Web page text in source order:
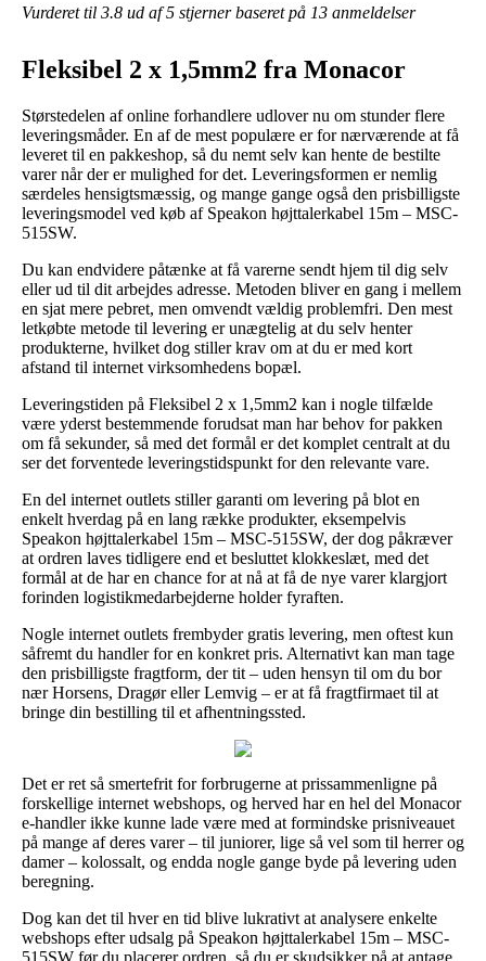
Vurderet til 3.8 ud af 5 stjerner baseret på 13 anmeldelser
Fleksibel 2 x 1,5mm2 fra Monacor
Størstedelen af online forhandlere udlover nu om stunder flere
leveringsmåder. En af de mest populære er for nærværende at få
leveret til en pakkeshop, så du nemt selv kan hente de bestilte
varer når der er mulighed for det. Leveringsformen er nemlig
særdeles hensigtsmæssig, og mange gange også den prisbilligste
leveringsmodel ved køb af Speakon højttalerkabel 15m – MSC-
515SW.
Du kan endvidere påtænke at få varerne sendt hjem til dig selv
eller ud til dit arbejdes adresse. Metoden bliver en gang i mellem
en sjat mere pebret, men omvendt vældig problemfri. Den mest
letkøbte metode til levering er unægtelig at du selv henter
produkterne, hvilket dog stiller krav om at du er med kort
afstand til internet virksomhedens bopæl.
Leveringstiden på Fleksibel 2 x 1,5mm2 kan i nogle tilfælde
være yderst bestemmende forudsat man har behov for pakken
om få sekunder, så med det formål er det komplet centralt at du
ser det forventede leveringstidspunkt for den relevante vare.
En del internet outlets stiller garanti om levering på blot en
enkelt hverdag på en lang række produkter, eksempelvis
Speakon højttalerkabel 15m – MSC-515SW, der dog påkræver
at ordren laves tidligere end et besluttet klokkeslæt, med det
formål at de har en chance for at nå at få de nye varer klargjort
forinden logistikmedarbejderne holder fyraften.
Nogle internet outlets frembyder gratis levering, men oftest kun
såfremt du handler for en konkret pris. Alternativt kan man tage
den prisbilligste fragtform, der tit – uden hensyn til om du bor
nær Horsens, Dragør eller Lemvig – er at få fragtfirmaet til at
bringe din bestilling til et afhentningssted.
Det er ret så smertefrit for forbrugerne at prissammenligne på
forskellige internet webshops, og herved har en hel del Monacor
e-handler ikke kunne lade være med at formindske prisniveauet
på mange af deres varer – til juniorer, lige så vel som til herrer og
damer – kolossalt, og endda nogle gange byde på levering uden
beregning.
Dog kan det til hver en tid blive lukrativt at analysere enkelte
webshops efter udsalg på Speakon højttalerkabel 15m – MSC-
515SW før du placerer ordren, så du er skudsikker på at antage